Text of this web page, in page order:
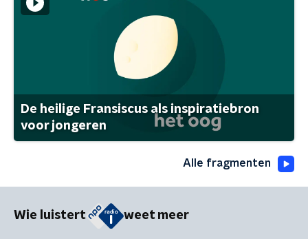
De heilige Fransiscus als inspiratiebron
voor jongeren
Alle fragmenten
Wie luistert weet meer